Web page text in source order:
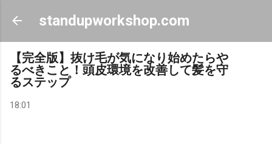
スキップしてメイン コンテンツに移動
standupworkshop.com
【完全版】抜け毛が気になり始めたらや
るべきこと！頭皮環境を改善して髪を守
るステップ
18:01